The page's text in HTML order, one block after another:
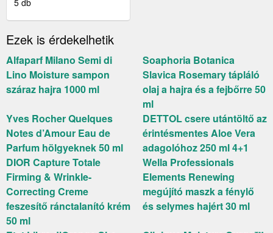
ARMANI) SI PASSIONE
5 db
Ezek is érdekelhetik
Alfaparf Milano Semi di
Lino Moisture sampon
száraz hajra 1000 ml
Soaphoria Botanica
Slavica Rosemary tápláló
olaj a hajra és a fejbőrre 50
ml
Yves Rocher Quelques
Notes d’Amour Eau de
Parfum hölgyeknek 50 ml
DETTOL csere utántöltő az
érintésmentes Aloe Vera
adagolóhoz 250 ml 4+1
DIOR Capture Totale
Firming & Wrinkle-
Correcting Creme
feszesítő ránctalanító krém
50 ml
Wella Professionals
Elements Renewing
megújító maszk a fénylő
és selymes hajért 30 ml